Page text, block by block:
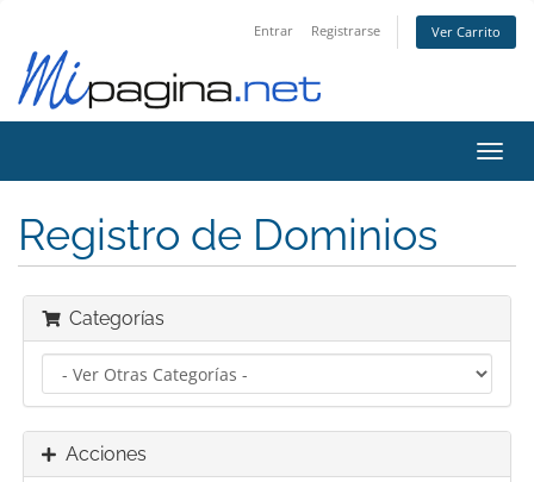
Entrar Registrarse Ver Carrito
Registro de Dominios
Categorías
Acciones